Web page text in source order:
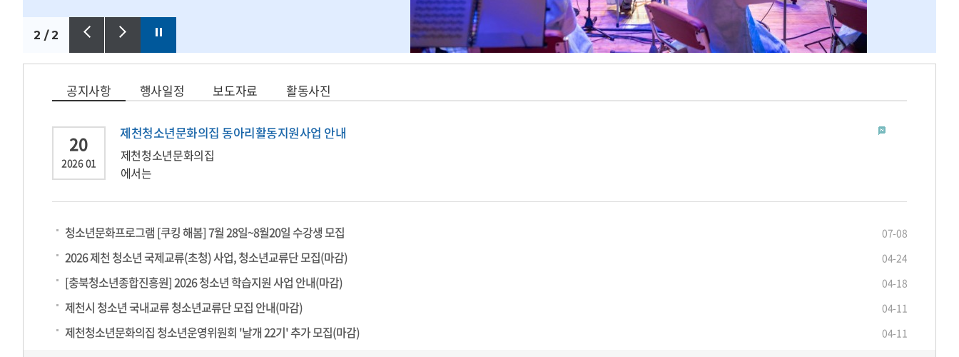
1 / 2
공지사항 행사일정 보도자료 활동사진
20
202601
제천청소년문화의집 동아리활동지원사업 안내
제천청소년문화의집
에서는
■ 지원 개요
: 청소년이 주체가 되어 운영하는 동아리
규모: 약 10팀 내외
활동 기간: 2026년 1월 ~ 12월
신청 기간
: 선착순 모집 (10팀 내외 모집 시 마감)
■ 지원 내용
동아리 활동지원비
약 50만 원 내외 지원(팀당)
다목적실·동아리실 등 공간 우선 사용
활동에 따른 봉사시간 지급
■ 신청 방법
청소년문화프로그램 [쿠킹 해봄] 7월 28일~8월20일 수강생 모집 07-08
2026 제천 청소년 국제교류(초청) 사업, 청소년교류단 모집(마감) 04-24
[충북청소년종합진흥원] 2026 청소년 학습지원 사업 안내(마감) 04-18
제천시 청소년 국내교류 청소년교류단 모집 안내(마감) 04-11
제천청소년문화의집 청소년운영위원회 '날개 22기' 추가 모집(마감) 04-11